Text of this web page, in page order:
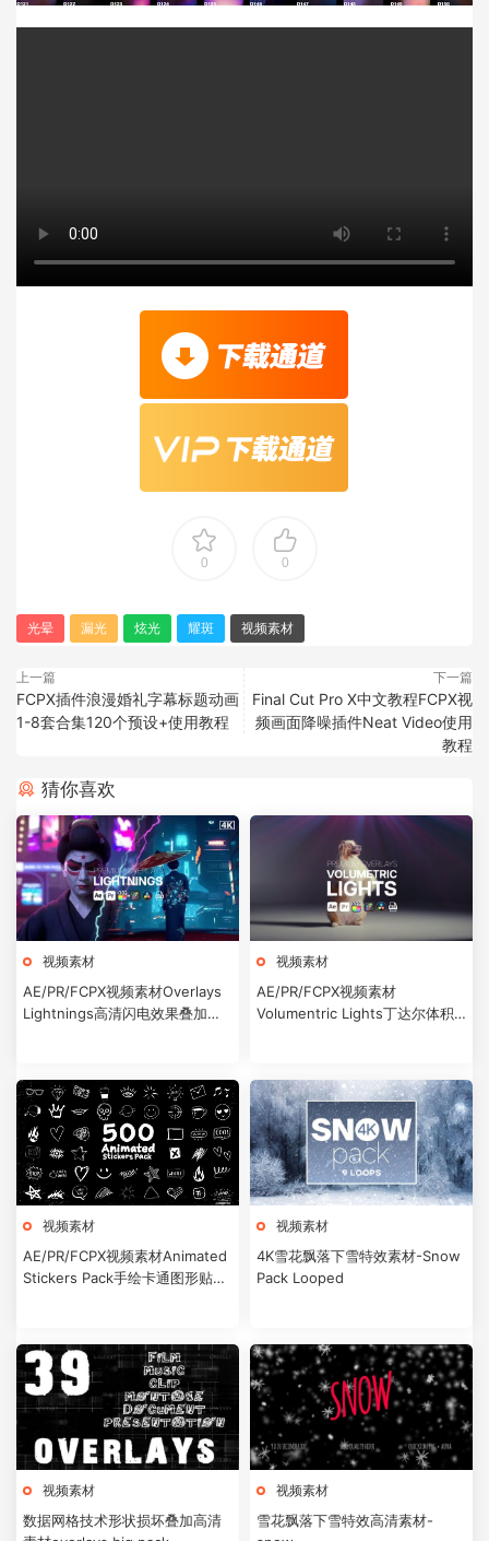
0 0
光晕 漏光 炫光 耀斑 视频素材
上一篇
FCPX插件浪漫婚礼字幕标题动画
1-8套合集120个预设+使用教程
下一篇
Final Cut Pro X中文教程FCPX视
频画面降噪插件Neat Video使用
教程
猜你喜欢
视频素材
AE/PR/FCPX视频素材Overlays
Lightnings高清闪电效果叠加素
视频素材
AE/PR/FCPX视频素材
Volumentric Lights丁达尔体积
视频素材
AE/PR/FCPX视频素材Animated
Stickers Pack手绘卡通图形贴纸
视频素材
4K雪花飘落下雪特效素材-Snow
Pack Looped
视频素材
数据网格技术形状损坏叠加高清
视频素材
雪花飘落下雪特效高清素材-